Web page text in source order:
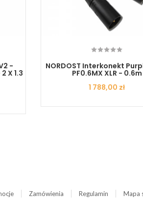
-
X 1.3
NORDOST Interkonekt
PF0.6MX XLR - 0.6m
Cena
1 788,00 zł
Zamówienia Regulamin Mapa